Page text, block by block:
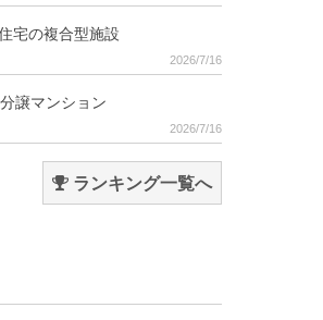
宅の複合型施設
2026/7/16
譲マンション
2026/7/16
ランキング一覧へ